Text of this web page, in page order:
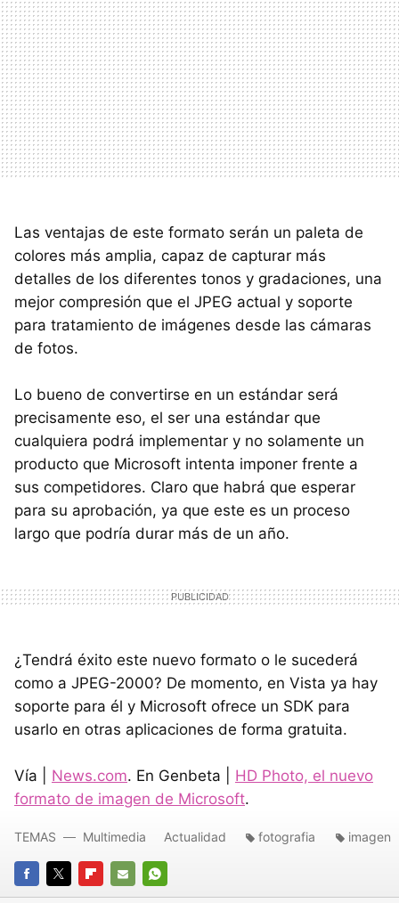
Las ventajas de este formato serán un paleta de
colores más amplia, capaz de capturar más
detalles de los diferentes tonos y gradaciones, una
mejor compresión que el JPEG actual y soporte
para tratamiento de imágenes desde las cámaras
de fotos.
Lo bueno de convertirse en un estándar será
precisamente eso, el ser una estándar que
cualquiera podrá implementar y no solamente un
producto que Microsoft intenta imponer frente a
sus competidores. Claro que habrá que esperar
para su aprobación, ya que este es un proceso
largo que podría durar más de un año.
¿Tendrá éxito este nuevo formato o le sucederá
como a JPEG-2000? De momento, en Vista ya hay
soporte para él y Microsoft ofrece un SDK para
usarlo en otras aplicaciones de forma gratuita.
Vía | News.com. En Genbeta | HD Photo, el nuevo
formato de imagen de Microsoft.
FACEBOOK
TWITTERFLIPBOARD
E- WHATSAPP
TEMAS Multimedia Actualidad fotografia imagen